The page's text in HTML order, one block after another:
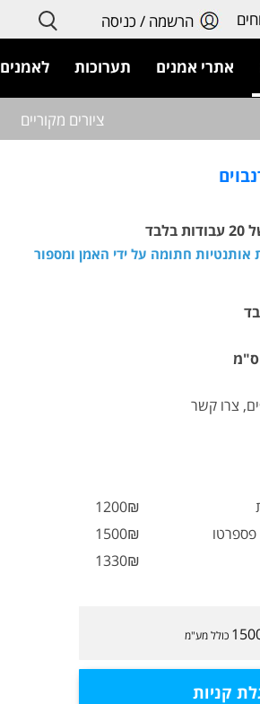
הרשמה / כניסה
אתרי אמנים תערוכות לאמנים
ציורים מקוריים
חתומה על ידי האמן ומספור
צרו קשר
1200₪
1500₪
1330₪
כולל מע"מ
קניות